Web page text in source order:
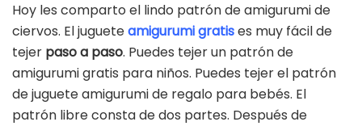
Hoy les comparto el lindo patrón de amigurumi de
ciervos. El jugueteamigurumi gratises muy fácil de
tejer paso a paso. Puedes tejer un patrón de
amigurumi gratis para niños. Puedes tejer el patrón
de juguete amigurumi de regalo para bebés. El
patrón libre consta de dos partes. Después de